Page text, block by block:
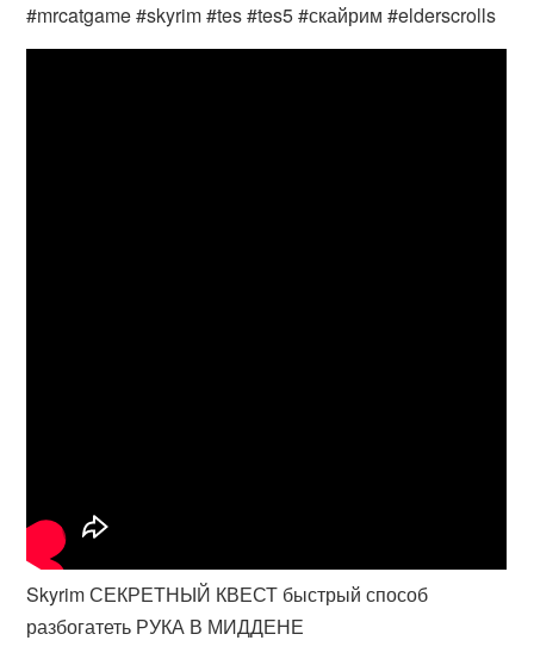
#mrcatgame #skyrim #tes #tes5 #скайрим #elderscrolls
Skyrim СЕКРЕТНЫЙ КВЕСТ быстрый способ
разбогатеть РУКА В МИДДЕНЕ